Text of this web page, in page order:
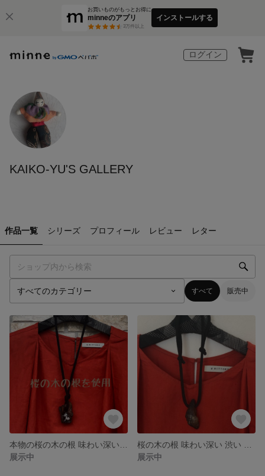
お買いものがもっとお得に
minneのアプリ
3万件以上
インストールする
ログイン
KAIKO-YU'S GALLERY
作品一覧 シリーズ プロフィール レビュー レター
すべて 販売中
展示中
展示中